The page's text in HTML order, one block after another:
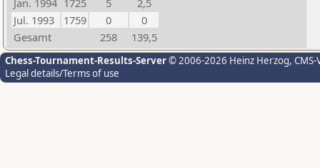
Jan. 1994 1725 5
2,5
Jul. 1993
1759 0
0
Gesamt
258 139,5
Chess-Tournament-Results-Server© 2006-2026 Heinz Herzog,
Legal details/Terms of use